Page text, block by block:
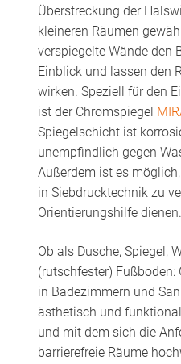
Überstreckung der
kleineren Räumen
verspiegelte Wände den
Einblick und lassen den
wirken. Speziell für den
ist der Chromspiegel
Spiegelschicht ist
unempfindlich gegen
Außerdem ist es
in Siebdrucktechnik zu
Orientierungshilfe dienen.
Ob als Dusche, Spiegel,
(rutschfester) Fußboden:
in Badezimmern und
ästhetisch und
und mit dem sich die
barrierefreie Räume